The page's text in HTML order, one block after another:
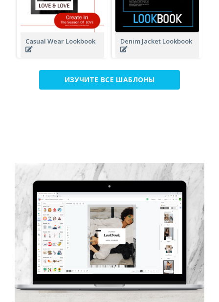
Casual Wear Lookbook Denim Jacket Lookbook
ИЗУЧИТЕ ВСЕ ШАБЛОНЫ